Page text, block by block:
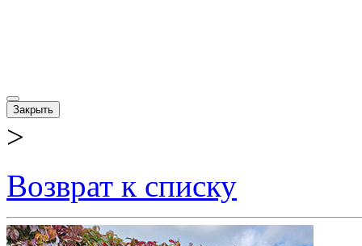
Закрыть
>
Возврат к списку